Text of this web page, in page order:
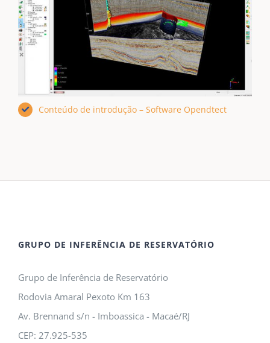
Conteúdo de introdução – Software Opendtect
GRUPO DE INFERÊNCIA DE RESERVATÓRIO
Grupo de Inferência de Reservatório
Rodovia Amaral Pexoto Km 163
Av. Brennand s/n - Imboassica - Macaé/RJ
CEP: 27.925-535